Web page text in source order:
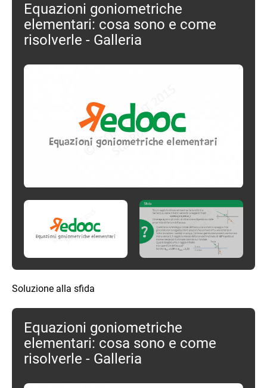
Equazioni goniometriche
elementari: cosa sono e come
risolverle - Galleria
Soluzione alla sfida
Equazioni goniometriche
elementari: cosa sono e come
risolverle - Galleria